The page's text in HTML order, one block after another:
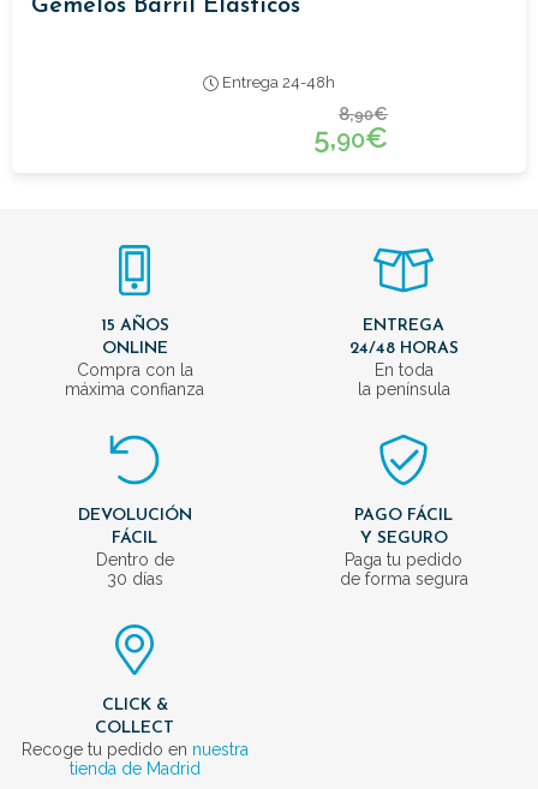
Gemelos Barril Elasticos
Entrega 24-48h
8,90€
5,90€
15 AÑOS
ONLINE
Compra con la
máxima confianza
ENTREGA
24/48 HORAS
En toda
la península
DEVOLUCIÓN
FÁCIL
Dentro de
30 días
PAGO FÁCIL
Y SEGURO
Paga tu pedido
de forma segura
CLICK &
COLLECT
Recoge tu pedido en nuestra
tienda de Madrid